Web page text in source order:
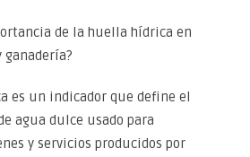
de la huella hídrica en
es un indicador que define el
agua dulce usado para
y servicios producidos por